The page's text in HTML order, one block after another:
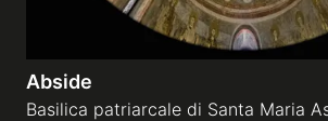
Abside
Basilica patriarcale di Santa Maria